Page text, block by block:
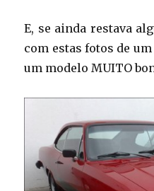
E, se ainda restava
com estas fotos de
um modelo MUITO